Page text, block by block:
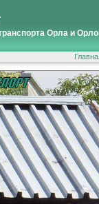
Орла и